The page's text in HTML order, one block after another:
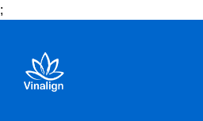
;
content